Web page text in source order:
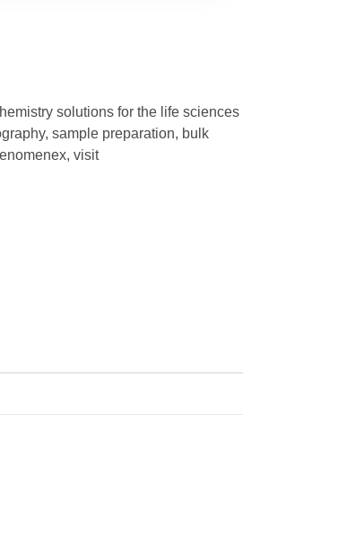
solutions for the life sciences
sample preparation, bulk
visit